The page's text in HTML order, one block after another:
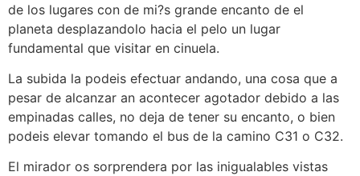
de los lugares con de mi?s grande encanto de el
planeta desplazandolo hacia el pelo un lugar
fundamental que visitar en cinuela.
La subida la podeis efectuar andando, una cosa que a
pesar de alcanzar an acontecer agotador debido a las
empinadas calles, no deja de tener su encanto, o bien
podeis elevar tomando el bus de la camino C31 o C32.
El mirador os sorprendera por las inigualables vistas